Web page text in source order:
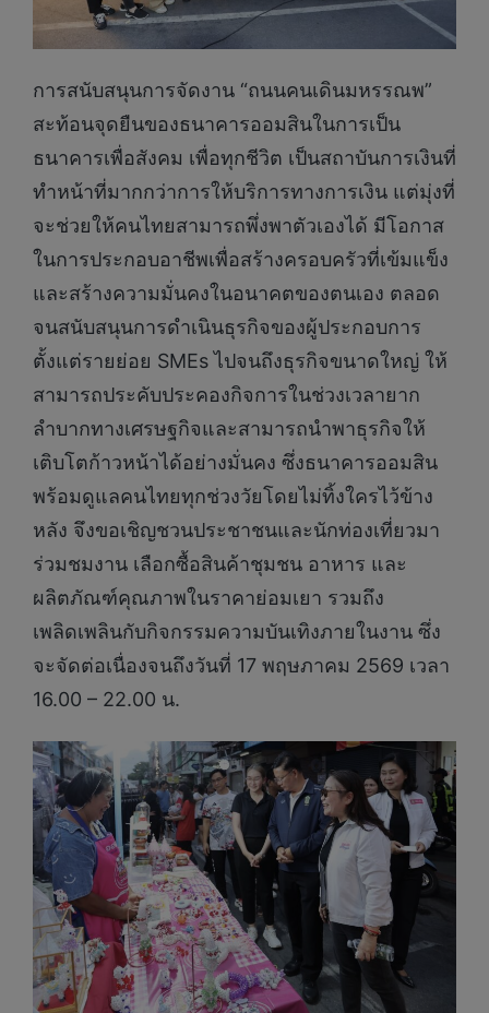
การสนับสนุนการจัดงาน “ถนนคนเดินมหรรณพ”
สะท้อนจุดยืนของธนาคารออมสินในการเป็น
ธนาคารเพื่อสังคม เพื่อทุกชีวิต เป็นสถาบันการเงินที่
ทำหน้าที่มากกว่าการให้บริการทางการเงิน แต่มุ่งที่
จะช่วยให้คนไทยสามารถพึ่งพาตัวเองได้ มีโอกาส
ในการประกอบอาชีพเพื่อสร้างครอบครัวที่เข้มแข็ง
และสร้างความมั่นคงในอนาคตของตนเอง ตลอด
จนสนับสนุนการดำเนินธุรกิจของผู้ประกอบการ
ตั้งแต่รายย่อย SMEs ไปจนถึงธุรกิจขนาดใหญ่ ให้
สามารถประคับประคองกิจการในช่วงเวลายาก
ลำบากทางเศรษฐกิจและสามารถนำพาธุรกิจให้
เติบโตก้าวหน้าได้อย่างมั่นคง ซึ่งธนาคารออมสิน
พร้อมดูแลคนไทยทุกช่วงวัยโดยไม่ทิ้งใครไว้ข้าง
หลัง จึงขอเชิญชวนประชาชนและนักท่องเที่ยวมา
ร่วมชมงาน เลือกซื้อสินค้าชุมชน อาหาร และ
ผลิตภัณฑ์คุณภาพในราคาย่อมเยา รวมถึง
เพลิดเพลินกับกิจกรรมความบันเทิงภายในงาน ซึ่ง
จะจัดต่อเนื่องจนถึงวันที่ 17 พฤษภาคม 2569 เวลา
16.00 – 22.00 น.